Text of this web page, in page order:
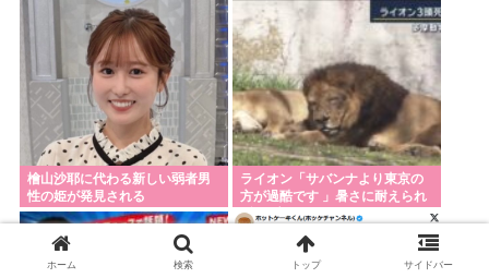
ン爆弾のプレゼントが貰える！
よ」「なんで法律を改正しない
の？」
檜山沙耶に代わる新しい弱者男
性の姫が発見される
ライオン「サバンナより東京の
方が過酷です 」暑さに耐えられ
ず3頭亡くなる
ホーム 検索 トップ サイドバー